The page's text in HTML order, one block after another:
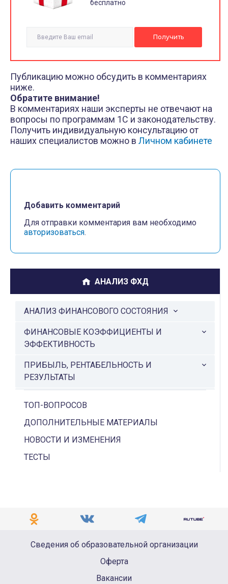
бесплатно
Публикацию можно обсудить в комментариях
ниже.
Обратите внимание!
В комментариях наши эксперты не отвечают на
вопросы по программам 1С и законодательству.
Получить индивидуальную консультацию от
наших специалистов можно в Личном кабинете
Добавить комментарий
Для отправки комментария вам необходимо
авторизоваться.
АНАЛИЗ ФХД
АНАЛИЗ ФИНАНСОВОГО СОСТОЯНИЯ
ФИНАНСОВЫЕ КОЭФФИЦИЕНТЫ И
ЭФФЕКТИВНОСТЬ
ПРИБЫЛЬ, РЕНТАБЕЛЬНОСТЬ И
РЕЗУЛЬТАТЫ
КАПИТАЛ И ОБЯЗАТЕЛЬСТВА
ДЕНЕЖНЫЕ ПОТОКИ И БЮДЖЕТИРОВАНИЕ
ПОКАЗАТЕЛИ ЭФФЕКТИВНОСТИ ТРУДА
ТОП-ВОПРОСОВ
ДОПОЛНИТЕЛЬНЫЕ МАТЕРИАЛЫ
НОВОСТИ И ИЗМЕНЕНИЯ
ТЕСТЫ
Сведения об образовательной организации
Оферта
Вакансии